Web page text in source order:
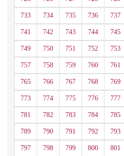
733 734 735 736 737
741 742 743 744 745
749 750 751 752 753
757 758 759 760 761
765 766 767 768 769
773 774 775 776 777
781 782 783 784 785
789 790 791 792 793
797 798 799 800 801